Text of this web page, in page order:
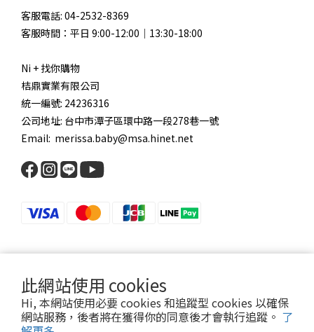
此網站使用 cookies
Hi, 本網站使用必要 cookies 和追蹤型 cookies 以確保
網站服務，後者將在獲得你的同意後才會執行追蹤。 了
客服電話: 04-2532-8369
客服時間：平日 9:00-12:00｜13:30-18:00
Ni + 找你購物
桔鼎實業有限公司
統一編號: 24236316
公司地址: 台中市潭子區環中路一段278巷一號
Email: merissa.baby@msa.hinet.net
Copyright © Ni + 找你購物 All Rights Reserved